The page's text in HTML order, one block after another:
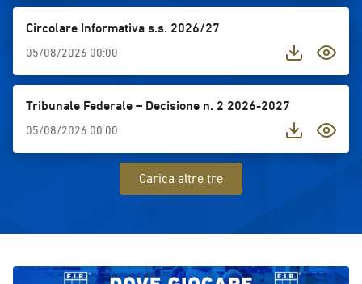
punto d’incontro tra formazione,
crescita personale.Classifica finale
maschile1.⁠ ⁠Università di Coimbra
(Portogallo)2.⁠ ⁠Università di Rennes
Catalogna (Spagna)4.⁠ ⁠CUS Parma5.⁠
⁠Università di Aquisgrana
(Germania)6.⁠ ⁠Università di Ankara
(Turchia)7.⁠ ⁠Università del Sannio8.⁠
femminile1.⁠ ⁠Università di Lione
(Francia)3.⁠ ⁠Università di Saragozza
Circolare Informativa s.s. 2026/27
05/08/2026 00:00
Tribunale Federale – Decisione n. 2 2026-2027
05/08/2026 00:00
Carica altre tre